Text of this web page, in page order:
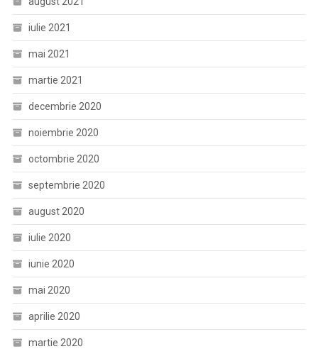
iulie 2021
mai 2021
martie 2021
decembrie 2020
noiembrie 2020
octombrie 2020
septembrie 2020
august 2020
iulie 2020
iunie 2020
mai 2020
aprilie 2020
martie 2020